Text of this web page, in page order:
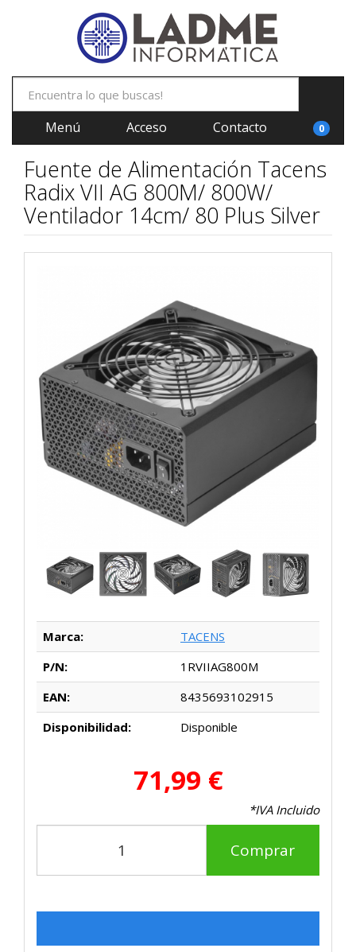
Menú Acceso Contacto 0
Fuente de Alimentación Tacens
Radix VII AG 800M/ 800W/
Ventilador 14cm/ 80 Plus Silver
Marca:
TACENS
P/N:
1RVIIAG800M
EAN:
8435693102915
Disponibilidad:
Disponible
71,99 €
*IVA Incluido
Comprar